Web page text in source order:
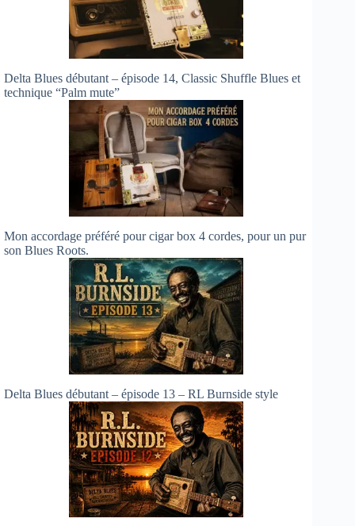
Delta Blues débutant – épisode 14, Classic Shuffle Blues et
technique “Palm mute”
Mon accordage préféré pour cigar box 4 cordes, pour un pur
son Blues Roots.
Delta Blues débutant – épisode 13 – RL Burnside style